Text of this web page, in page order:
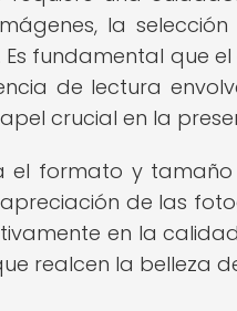
la
fundamental que
de lectura
crucial en la
el formato y
de las
en la
realcen la belleza